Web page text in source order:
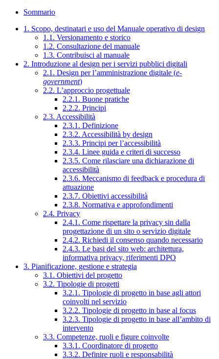
Sommario
1. Scopo, destinatari e uso del Manuale operativo di design
1.1. Versionamento e storico
1.2. Consultazione del manuale
1.3. Contribuisci al manuale
2. Introduzione al design per i servizi pubblici digitali
2.1. Design per l’amministrazione digitale (e-
government)
2.2. L’approccio progettuale
2.2.1. Buone pratiche
2.2.2. Principi
2.3. Accessibilità
2.3.1. Definizione
2.3.2. Accessibilità by design
2.3.3. Principi per l’accessibilità
2.3.4. Linee guida e criteri di successo
2.3.5. Come rilasciare una dichiarazione di
accessibilità
2.3.6. Meccanismo di feedback e procedura di
attuazione
2.3.7. Obiettivi accessibilità
2.3.8. Normativa e approfondimenti
2.4. Privacy
2.4.1. Come rispettare la privacy sin dalla
progettazione di un sito o servizio digitale
2.4.2. Richiedi il consenso quando necessario
2.4.3. Le basi del sito web: architettura,
informativa privacy, riferimenti DPO
3. Pianificazione, gestione e strategia
3.1. Obiettivi del progetto
3.2. Tipologie di progetti
3.2.1. Tipologie di progetto in base agli attori
coinvolti nel servizio
3.2.2. Tipologie di progetto in base al focus
3.2.3. Tipologie di progetto in base all’ambito di
intervento
3.3. Competenze, ruoli e figure coinvolte
3.3.1. Coordinatore di progetto
3.3.2. Definire ruoli e responsabilità